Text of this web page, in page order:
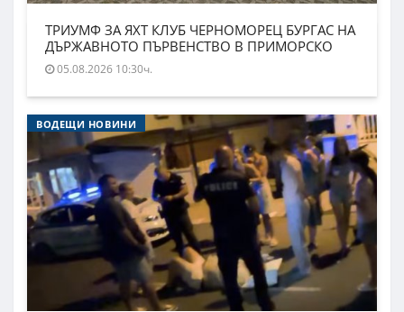
ТРИУМФ ЗА ЯХТ КЛУБ ЧЕРНОМОРЕЦ БУРГАС НА
ДЪРЖАВНОТО ПЪРВЕНСТВО В ПРИМОРСКО
05.08.2026 10:30ч.
ВОДЕЩИ НОВИНИ